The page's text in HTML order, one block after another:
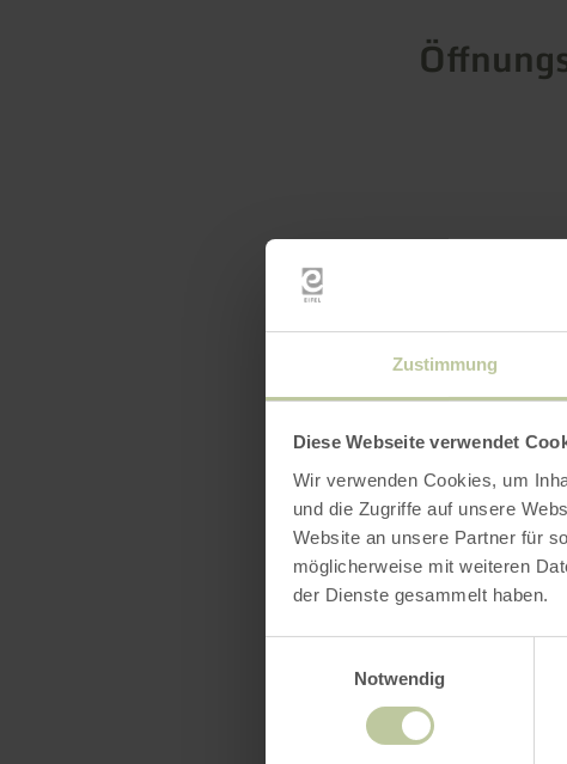
Zustimmung
Diese Webseite verwendet
Wir verwenden Cookies, um
und die Zugriffe auf unsere
Website an unsere Partner für
möglicherweise mit weiteren
der Dienste gesammelt haben.
Notwendig